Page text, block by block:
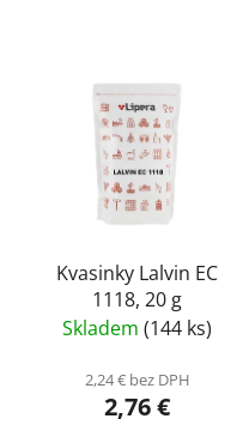
Kvasinky Lalvin EC
1118, 20 g
Skladem (144 ks)
2,24 € bez DPH
2,76 €